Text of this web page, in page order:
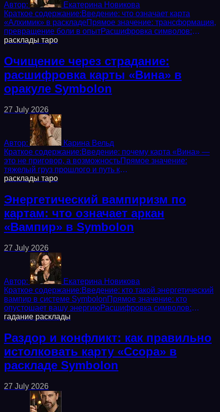
Автор:
Екатерина Новикова
Краткое содержание:Введение: что означает карта
«Алхимик» в раскладеПрямое значение: трансформация,
превращение боли в опытРасшифровка символов:
тигель, светящаяся жидкость, старецАстрологическая...
расклады таро
Очищение через страдание:
расшифровка карты «Вина» в
оракуле Symbolon
27 July 2026
Автор:
Карина Вельд
Краткое содержание:Введение: почему карта «Вина» —
это не приговор, а возможностьПрямое значение:
тяжелый груз прошлого и путь к
освобождениюРасшифровка символов: связанные руки,
расклады таро
Энергетический вампиризм по
картам: что означает аркан
«Вампир» в Symbolon
27 July 2026
Автор:
Екатерина Новикова
Краткое содержание:Введение: кто такой энергетический
вампир в системе SymbolonПрямое значение: кто
опустошает вашу энергиюРасшифровка символов:
пустой взгляд, протянутая рука, тьмаАстрологическая...
гадание расклады
Раздор и конфликт: как правильно
истолковать карту «Ссора» в
раскладе Symbolon
27 July 2026